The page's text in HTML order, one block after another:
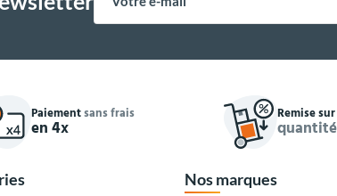
Paiementsans frais
en 4x
Remise
quantité
Nos marques